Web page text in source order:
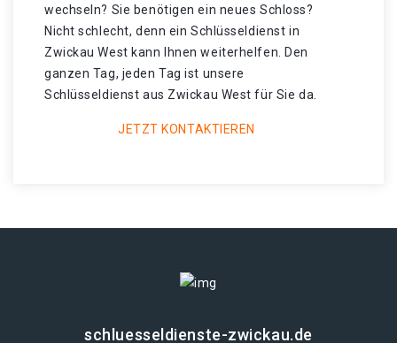
wechseln? Sie benötigen ein neues Schloss?
Nicht schlecht, denn ein Schlüsseldienst in
Zwickau West kann Ihnen weiterhelfen. Den
ganzen Tag, jeden Tag ist unsere
Schlüsseldienst aus Zwickau West für Sie da.
JETZT KONTAKTIEREN
schluesseldienste-zwickau.de